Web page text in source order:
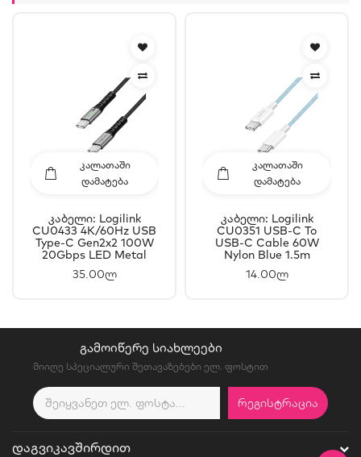
ᲙᲐᲚᲐᲗᲐᲨᲘ
ᲓᲐᲛᲐᲢᲔᲑᲐ
Კაბელი: Logilink
CU0433 4K/60Hz USB
Type-C Gen2x2 100W
20Gbps LED Metal
35.00ლ
ᲙᲐᲚᲐᲗᲐᲨᲘ
ᲓᲐᲛᲐᲢᲔᲑᲐ
Კაბელი: Logilink
CU0351 USB-C To
USB-C Cable 60W
Nylon Blue 1.5m
14.00ლ
ᲒᲐᲛᲝᲘᲬᲔᲠᲔ ᲡᲘᲐᲮᲚᲔᲔᲑᲘ
მიიღე სპეციალური შეთავაზებები ელ. ფოსტით
ᲠᲔᲒᲘᲡᲢᲠᲐᲪᲘᲐ
ᲓᲐᲒᲕᲘᲙᲐᲕᲨᲘᲠᲓᲘᲗ